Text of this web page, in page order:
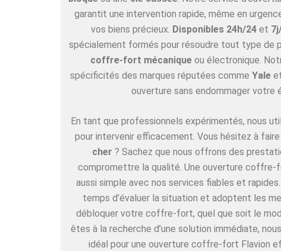
garantit une intervention rapide, même en
vos biens précieux. Disponibles 24h/24 et
spécialement formés pour résoudre tout type de
coffre-fort mécanique ou électronique.
spécificités des marques réputées comme Yale
ouverture sans endommager votre
En tant que professionnels expérimentés, nous
pour intervenir efficacement. Vous hésitez à faire
cher ? Sachez que nous offrons des
compromettre la qualité. Une ouverture coffre-
aussi simple avec nos services fiables et
temps d’évaluer la situation et adoptent les
débloquer votre coffre-fort, quel que soit le
êtes à la recherche d’une solution immédiate,
idéal pour une ouverture coffre-fort Flavion